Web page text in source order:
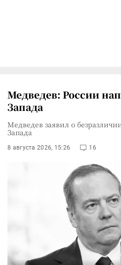
Медведев: России
Запада
Медведев заявил о
Запада
8 августа 2026, 15:26 16